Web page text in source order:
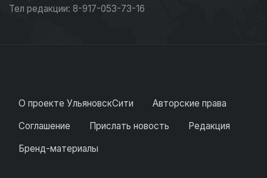
Тел редакции: 8-917-053-73-16
О проекте УльяновскСити
Авторские права
Соглашение
Прислать новость
Редакция
Бренд-материалы